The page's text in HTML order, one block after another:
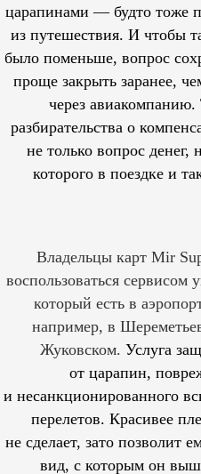
царапинами — будто тоже
из путешествия. И чтобы
было поменьше, вопрос
проще закрыть заранее,
через авиакомпанию.
разбирательства о
не только вопрос денег,
которого в поездке и
Владельцы карт Mir
воспользоваться сервисом
который есть в
например, в
Жуковском. Услуга
от царапин,
и несанкционированного
перелетов. Красивее
не сделает, зато позволит
вид, с которым он